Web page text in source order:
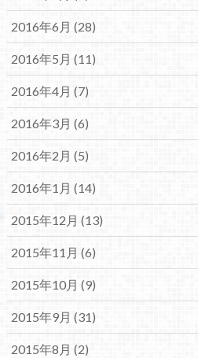
2016年6月 (28)
2016年5月 (11)
2016年4月 (7)
2016年3月 (6)
2016年2月 (5)
2016年1月 (14)
2015年12月 (13)
2015年11月 (6)
2015年10月 (9)
2015年9月 (31)
2015年8月 (2)